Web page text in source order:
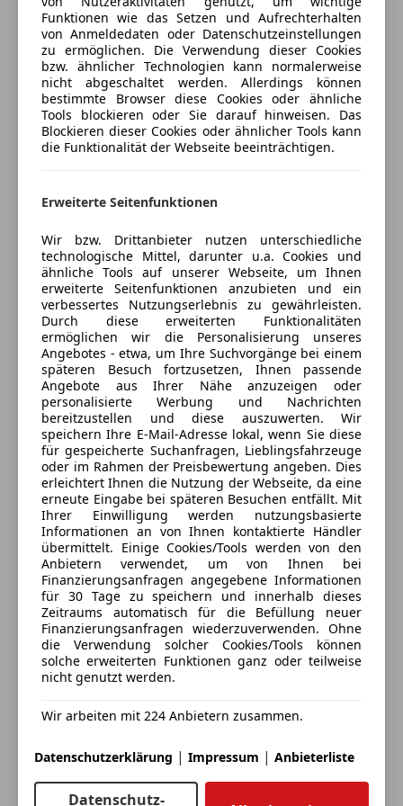
Abstandswarner
Alarmanlage
ESP
Fahrerairbag
Fernlichtassistent
Isofix
Kurvenlicht
LED-Scheinwerfer
Reifendruckkontrollsystem
Servolenkung
Spurhalteassistent
Tagfahrlicht
Traktionskontrolle
Verkehrszeichenerkennung
Wegfahrsperre
Zentralverriegelung
Extras
Alufelgen
Dachreling
Innenspiegel automatisch abblendend
Schaltwippen
Sportfahrwerk
Sportpaket
Sportsitze
Sprachsteuerung
Sitzheizung Fahrer und Beifahrer, Alarmanlage,
Freisprecheinrichtung, M Sport Interieur,
Spurverlassenswarnung, Spurwechselwarnung,
Surround View Camera, Lederlenkrad,
Lenkradheizung, M-Lederlenkrad mit Schaltwippen,
Multifunktionslenkrad, Schaltwippen,
Sportlederlenkrad, Apps, Handy-Vorbereitung,
Schnittstelle, Connected Drive Service Paket,
Sportfahrwerk, Park Distance Control (PDC),
Regensensor, Reifendruckanzeige, Sportfahrwerk,
Sprachsteuerung, Teleservice BMW, Wegfahrsperre,
Apple Car Play, Dachreling, Dachreling Hochglanz
Shadow Line, Größerer Kraftstofftank, LED-
Scheinwerfer, M-Exterieurumfänge, Shadow Line,
Sonnenschutzverglasung, Airbags, Aktiver
Fussgängerschutz, Auto Start-Stop Funktion,
Bordcomputer, Bordmonitor, Fahrdynamik
Regelsysteme, Fahrerassistenzpaket Plus,
Fensterheber elektr., Gepäckraumtrennetz,
Kindersitzbefestigung Beifahrersitz, LED Heckleuchte,
LED-Scheinwerfer adaptiv, Radschraubensicherung,
Reifenpannenset Plus, Rekuperationssystem,
Servotronic, Tagfahrlichtschaltung, USB-
Ladeanschluss, Zentralverriegelung, ABS,
EfficientDynamics, Personal eSIM
BMW Premium Selection von Autohaus REITERER!
Kompakt, komfortabel und sportlich – der
Premium-Allrounder für Alltag und Freizeit *
Der BMW 223i Active Tourer vereint modernes
effiziente 2,0-Liter TwinPower Turbo-Benzinmotor
Auto einfach online versichern & Rabatt holen
Jetzt berechnen
Sternebewertung 5 von 5
5Sterne
(93% Weiterempfehlungen)
Anbieter auf AutoScout24 seit 2011
Showroom
Geöffnet
Schließt um 12:00
Frauentaler Straße 104,
8530 Deutschlandsberg, AT
Kontakt
Alle Fahrzeuge des Anbieters
Anbieter kontaktieren
Deine Nachricht
Funktionen wie das Setzen und Aufrechterhalten
von Anmeldedaten oder Datenschutzeinstellungen
zu ermöglichen. Die Verwendung dieser Cookies
bzw. ähnlicher Technologien kann normalerweise
nicht abgeschaltet werden. Allerdings können
bestimmte Browser diese Cookies oder ähnliche
Tools blockieren oder Sie darauf hinweisen. Das
Blockieren dieser Cookies oder ähnlicher Tools kann
die Funktionalität der Webseite beeinträchtigen.
Erweiterte Seitenfunktionen
Wir bzw. Drittanbieter nutzen unterschiedliche
technologische Mittel, darunter u.a. Cookies und
ähnliche Tools auf unserer Webseite, um Ihnen
erweiterte Seitenfunktionen anzubieten und ein
verbessertes Nutzungserlebnis zu gewährleisten.
Durch diese erweiterten Funktionalitäten
ermöglichen wir die Personalisierung unseres
Angebotes - etwa, um Ihre Suchvorgänge bei einem
späteren Besuch fortzusetzen, Ihnen passende
Angebote aus Ihrer Nähe anzuzeigen oder
personalisierte Werbung und Nachrichten
bereitzustellen und diese auszuwerten. Wir
speichern Ihre E-Mail-Adresse lokal, wenn Sie diese
für gespeicherte Suchanfragen, Lieblingsfahrzeuge
oder im Rahmen der Preisbewertung angeben. Dies
erleichtert Ihnen die Nutzung der Webseite, da eine
erneute Eingabe bei späteren Besuchen entfällt. Mit
Ihrer Einwilligung werden nutzungsbasierte
Informationen an von Ihnen kontaktierte Händler
übermittelt. Einige Cookies/Tools werden von den
Anbietern verwendet, um von Ihnen bei
Finanzierungsanfragen angegebene Informationen
für 30 Tage zu speichern und innerhalb dieses
Zeitraums automatisch für die Befüllung neuer
Finanzierungsanfragen wiederzuverwenden. Ohne
die Verwendung solcher Cookies/Tools können
solche erweiterten Funktionen ganz oder teilweise
nicht genutzt werden.
Wir arbeiten mit 224 Anbietern zusammen.
Datenschutzerklärung | Impressum | Anbieterliste
Datenschutz-